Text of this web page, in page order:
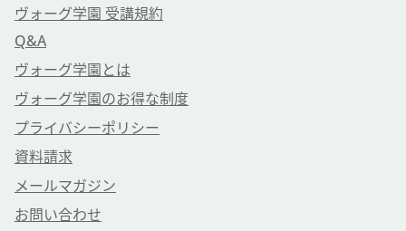
ヴォーグ学園 受講規約
Q&A
ヴォーグ学園とは
ヴォーグ学園のお得な制度
プライバシーポリシー
資料請求
メールマガジン
お問い合わせ